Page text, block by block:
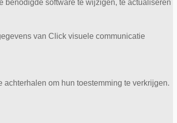
benodigde software te wijzigen, te actualiseren
van Click visuele communicatie
om hun toestemming te verkrijgen.